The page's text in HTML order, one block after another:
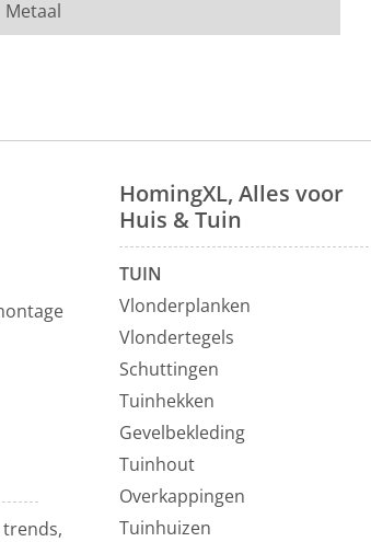
Enkel de poten dienen gemonteerd
van 1200m² in Vianen, 10
Metaal
HomingXL, Alles voor
Huis & Tuin
TUIN
Vlonderplanken
Vlondertegels
Schuttingen
Tuinhekken
Gevelbekleding
Tuinhout
Overkappingen
Tuinhuizen